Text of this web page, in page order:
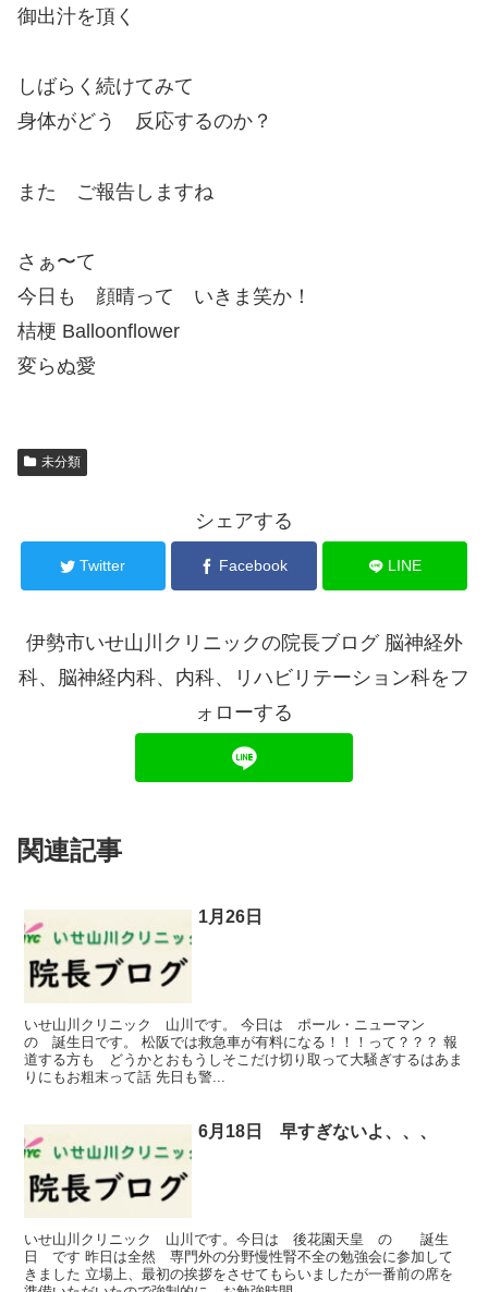
御出汁を頂く
しばらく続けてみて
身体がどう 反応するのか？
また ご報告しますね
さぁ〜て
今日も 顔晴って いきま笑か！
桔梗 Balloonflower
変らぬ愛
未分類
シェアする
Twitter Facebook LINE
伊勢市いせ山川クリニックの院長ブログ 脳神経外
科、脳神経内科、内科、リハビリテーション科をフ
ォローする
関連記事
1月26日
いせ山川クリニック 山川です。 今日は ポール・ニューマン
の 誕生日です。 松阪では救急車が有料になる！！！って？？？ 報
道する方も どうかとおもうしそこだけ切り取って大騒ぎするはあま
りにもお粗末って話 先日も警...
6月18日 早すぎないよ、、、
いせ山川クリニック 山川です。今日は 後花園天皇 の 誕生
日 です 昨日は全然 専門外の分野慢性腎不全の勉強会に参加して
きました 立場上、最初の挨拶をさせてもらいましたが一番前の席を